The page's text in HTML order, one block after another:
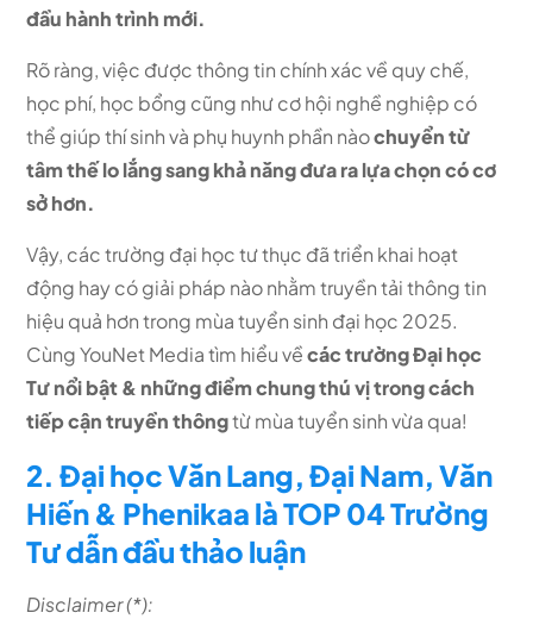
đầu hành trình mới.
Rõ ràng, việc được thông tin chính xác về quy chế,
học phí, học bổng cũng như cơ hội nghề nghiệp có
thể giúp thí sinh và phụ huynh phần nàochuyển từ
tâm thế lo lắng sang khả năng đưa ra lựa chọn có cơ
sở hơn.
Vậy, các trường đại học tư thục đã triển khai hoạt
động hay có giải pháp nào nhằm truyền tải thông tin
hiệu quả hơn trong mùa tuyển sinh đại học 2025.
Cùng YouNet Media tìm hiểu vềcác trường Đại học
Tư nổi bật & những điểm chung thú vị trong cách
tiếp cận truyền thôngtừ mùa tuyển sinh vừa qua!
2. Đại học Văn Lang, Đại Nam, Văn
Hiến & Phenikaa là TOP 04 Trường
Tư dẫn đầu thảo luận
Disclaimer (*):